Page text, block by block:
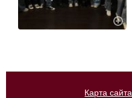
Карта сайта